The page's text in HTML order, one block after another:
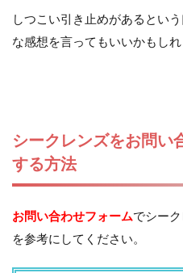
しつこい引き止めがあるとい
な感想を言ってもいいかもしれ
シークレンズをお問い
する方法
お問い合わせフォームでシー
を参考にしてください。